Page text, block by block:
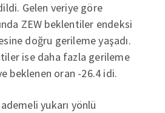
Gelen veriye göre
ZEW beklentiler endeksi
doğru gerileme yaşadı.
ise daha fazla gerileme
beklenen oran -26.4 idi.
yukarı yönlü